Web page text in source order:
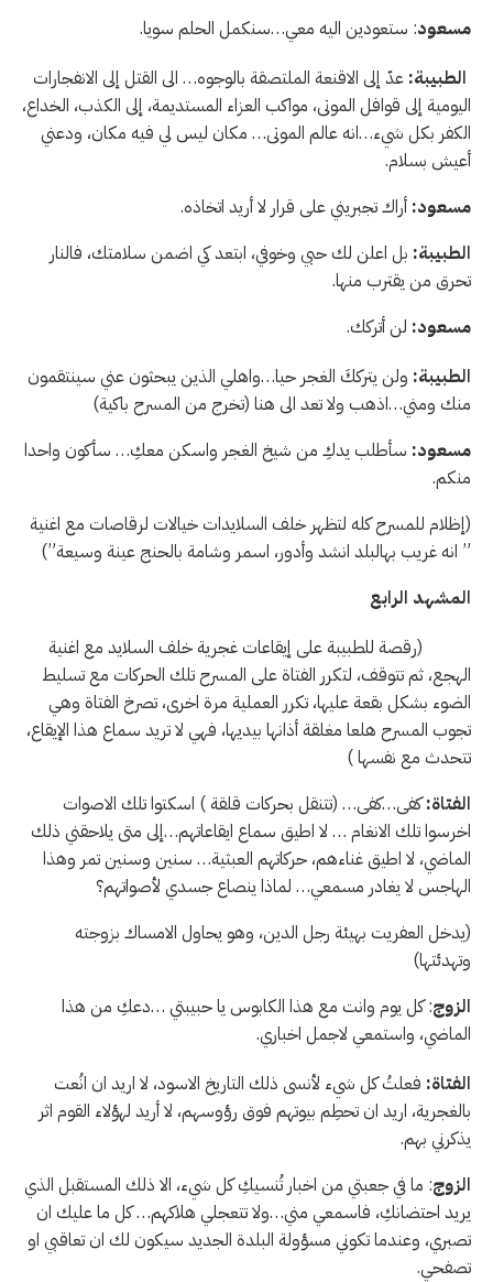
مسعود: ستعودين اليه معي…سنكمل الحلم سويا.
الطبيبة: عدّ إلى الاقنعة الملتصقة بالوجوه… الى القتل إلى الانفجارات
اليومية إلى قوافل الموتى، مواكب العزاء المستديمة، إلى الكذب، الخداع،
الكفر بكل شيء…انه عالم الموتى… مكان ليس لي فيه مكان، ودعني
أعيش بسلام.
مسعود: أراك تجبريني على قرار لا أريد اتخاذه.
الطبيبة: بل اعلن لك حبي وخوفي، ابتعد كي اضمن سلامتك، فالنار
تحرق من يقترب منها.
مسعود: لن أتركك.
الطبيبة: ولن يترككَ الغجر حيا…واهلي الذين يبحثون عني سينتقمون
منك ومني…اذهب ولا تعد الى هنا (تخرج من المسرح باكية)
مسعود: سأطلب يدكِ من شيخ الغجر واسكن معكِ… سأكون واحدا
منكم.
(إظلام للمسرح كله لتظهر خلف السلايدات خيالات لرقاصات مع اغنية
” انه غريب بهالبلد انشد وأدور، اسمر وشامة بالحنج عينة وسيعة”)
المشهد الرابع
(رقصة للطبيبة على إيقاعات غجرية خلف السلايد مع اغنية
الهجع، ثم تتوقف، لتكرر الفتاة على المسرح تلك الحركات مع تسليط
الضوء بشكل بقعة عليها، تكرر العملية مرة اخرى، تصرخ الفتاة وهي
تجوب المسرح هلعا مغلقة أذانها بيديها، فهي لا تريد سماع هذا الإيقاع،
تتحدث مع نفسها )
الفتاة:كفى…كفى… (تتنقل بحركات قلقة ) اسكتوا تلك الاصوات
اخرسوا تلك الانغام … لا اطيق سماع ايقاعاتهم…إلى متى يلاحقني ذلك
الماضي، لا اطيق غناءهم، حركاتهم العبثية… سنين وسنين تمر وهذا
الهاجس لا يغادر مسمعي… لماذا ينصاع جسدي لأصواتهم؟
(يدخل العفريت بهيئة رجل الدين، وهو يحاول الامساك بزوجته
وتهدئتها)
الزوج: كل يوم وانت مع هذا الكابوس يا حبيبتي …دعكِ من هذا
الماضي، واستمعي لاجمل اخباري.
الفتاة: فعلتُ كل شيء لأنسى ذلك التاريخ الاسود، لا اريد ان انُعت
بالغجرية، اريد ان تحطِم بيوتهم فوق رؤوسهم، لا أريد لهؤلاء القوم اثر
يذكرني بهم.
الزوج: ما في جعبتي من اخبار تُنسيكِ كل شيء، الا ذلك المستقبل الذي
يريد احتضانكِ، فاسمعي مني…ولا تتعجلي هلاكهم… كل ما عليك ان
تصبري، وعندما تكوني مسؤولة البلدة الجديد سيكون لك ان تعاقبي او
تصفحي.